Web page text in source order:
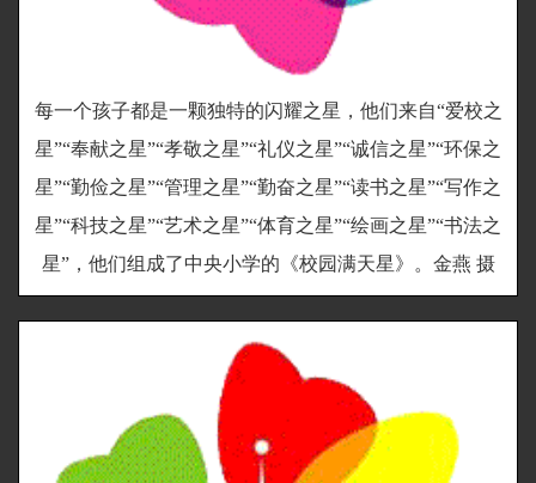
每一个孩子都是一颗独特的闪耀之星，他们来自“爱校之
星”“奉献之星”“孝敬之星”“礼仪之星”“诚信之星”“环保之
星”“勤俭之星”“管理之星”“勤奋之星”“读书之星”“写作之
星”“科技之星”“艺术之星”“体育之星”“绘画之星”“书法之
星”，他们组成了中央小学的《校园满天星》。金燕 摄